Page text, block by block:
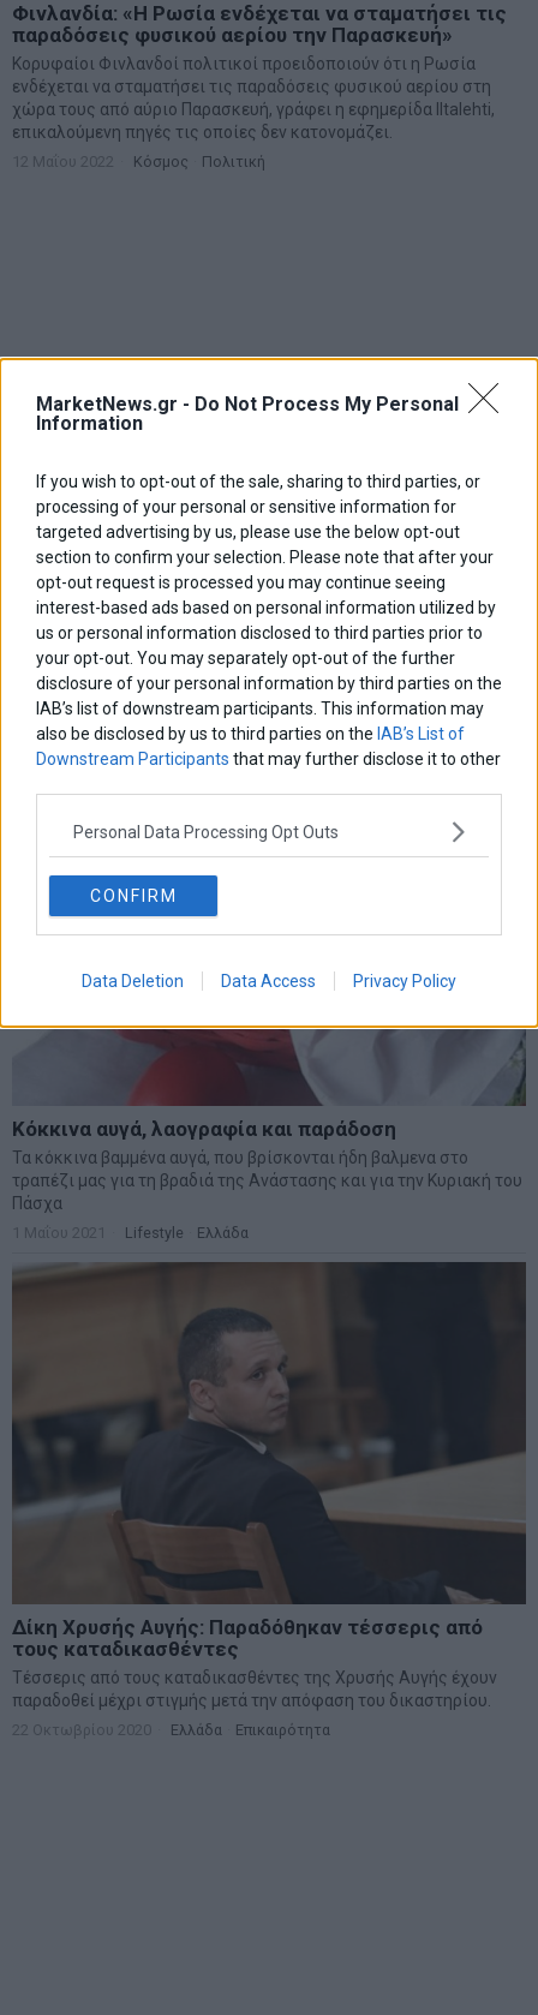
MarketNews.gr - Do Not Process My Personal
Information
If you wish to opt-out of the sale, sharing to third parties, or
processing of your personal or sensitive information for
targeted advertising by us, please use the below opt-out
section to confirm your selection. Please note that after your
opt-out request is processed you may continue seeing
interest-based ads based on personal information utilized by
us or personal information disclosed to third parties prior to
your opt-out. You may separately opt-out of the further
disclosure of your personal information by third parties on the
IAB’s list of downstream participants. This information may
also be disclosed by us to third parties on the IAB’s List of
Downstream Participants that may further disclose it to other
Personal Data Processing Opt Outs
CONFIRM
Data Deletion Data Access Privacy Policy
Φινλανδία: «H Ρωσία ενδέχεται να σταματήσει τις
παραδόσεις φυσικού αερίου την Παρασκευή»
Κορυφαίοι Φινλανδοί πολιτικοί προειδοποιούν ότι η Ρωσία
ενδέχεται να σταματήσει τις παραδόσεις φυσικού αερίου στη
χώρα τους από αύριο Παρασκευή, γράφει η εφημερίδα Iltalehti,
επικαλούμενη πηγές τις οποίες δεν κατονομάζει.
12 Μαΐου 2022 Κόσμος Πολιτική
To έθιμο του Χριστόψωμου
Χαμογελαστή η κ. Ράνια Καραβασίλη, μας δείχνει από το
Σιδηρόκαστρο Σερρών πώς φτιάχνεται το Χριστόψωμο, το ψωμί
που φτιάχνουν οι νοικοκυρές
20 Δεκεμβρίου 2021 Ιατρικά Θέματα - Διατροφή · Υγεία
Κόκκινα αυγά, λαογραφία και παράδοση
Τα κόκκινα βαμμένα αυγά, που βρίσκονται ήδη βαλμενα στο
τραπέζι μας για τη βραδιά της Ανάστασης και για την Κυριακή του
Πάσχα
1 Μαΐου 2021 Lifestyle Ελλάδα
Δίκη Χρυσής Αυγής: Παραδόθηκαν τέσσερις από
τους καταδικασθέντες
Τέσσερις από τους καταδικασθέντες της Χρυσής Αυγής έχουν
παραδοθεί μέχρι στιγμής μετά την απόφαση του δικαστηρίου.
22 Οκτωβρίου 2020 Ελλάδα Επικαιρότητα